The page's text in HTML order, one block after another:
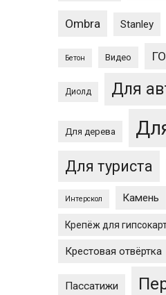
Ombra Stanley
Бетон Видео
Диолд Для
Для дерева
Для туриста
Интерскол Камень
Крепёж для
Крестовая отвёртка
Пассатижи